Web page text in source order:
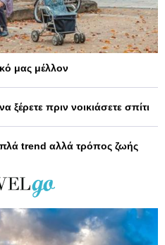
μας μέλλον
ξέρετε πριν νοικιάσετε σπίτι
trend αλλά τρόπος ζωής